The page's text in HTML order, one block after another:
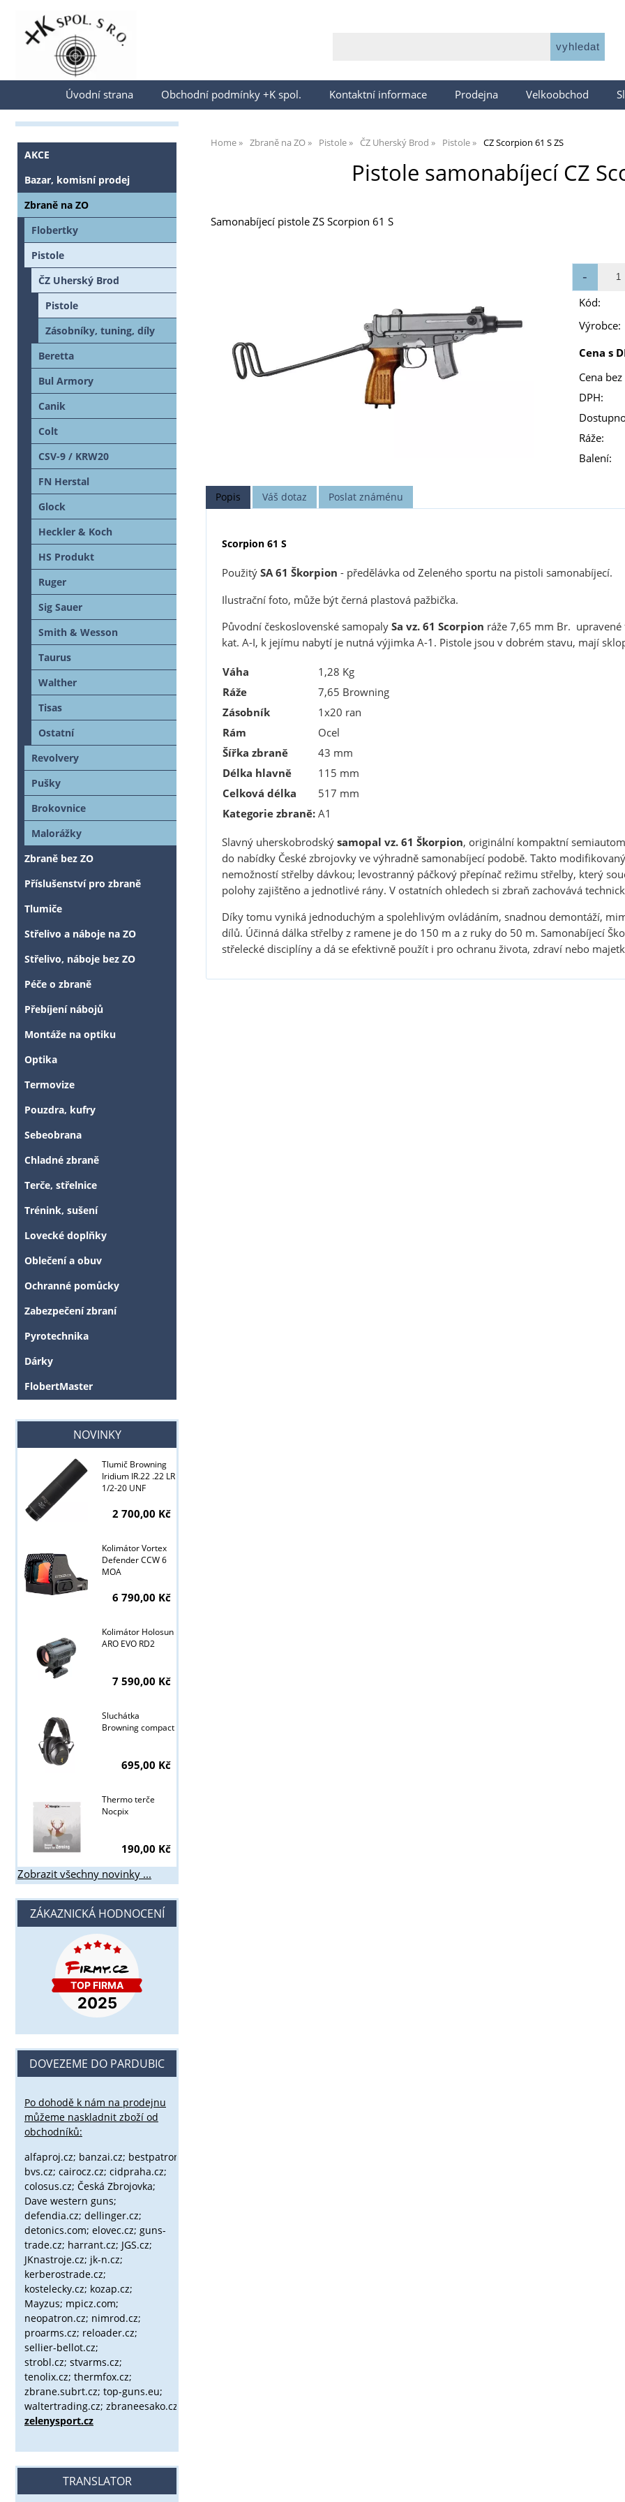
Přihlásit se
Úvodní strana Obchodní podmínky +K spol. Kontaktní informace Prodejna Velkoobchod
Home Zbraně na ZO Pistole ČZ Uherský Brod Pistole CZ Scorpion 61 S ZS
Pistole samonabíjecí CZ
Samonabíjecí pistole ZS Scorpion 61 S
Kód:
Výrobce:
Cena s
Cena
DPH:
Ráže:
Balení:
Popis Váš dotaz Poslat známénu
Scorpion 61 S
PoužitýSA 61 Škorpion - předělávka od Zeleného sportu na pistoli samonabíjecí.
Ilustrační foto, může být černá plastová pažbička.
Původní československé samopalySa vz. 61 Scorpion ráže 7,65 mm Br.
kat. A-I, k jejímu nabytí je nutná výjimka A-1. Pistole jsou v dobrém stavu, mají
Váha
1,28 Kg
Ráže
7,65 Browning
Zásobník
1x20 ran
Rám
Ocel
Šířka zbraně
43 mm
Délka hlavně
115 mm
Celková délka
517 mm
Kategorie zbraně: A1
Slavný uherskobrodskýsamopal vz. 61 Škorpion, originální kompaktní
do nabídky České zbrojovky ve výhradně samonabíjecí podobě. Takto
nemožností střelby dávkou; levostranný páčkový přepínač režimu střelby, který
polohy zajištěno a jednotlivé rány. V ostatních ohledech si zbraň zachovává
Díky tomu vyniká jednoduchým a spolehlivým ovládáním, snadnou demontáží,
dílů. Účinná dálka střelby z ramene je do 150 m a z ruky do 50 m. Samonabíjecí
střelecké disciplíny a dá se efektivně použít i pro ochranu života, zdraví nebo
AKCE
Bazar, komisní prodej
Zbraně na ZO
Flobertky
Pistole
ČZ Uherský Brod
Pistole
Zásobníky, tuning, díly
Beretta
Bul Armory
Canik
Colt
CSV-9 / KRW20
FN Herstal
Glock
Heckler & Koch
HS Produkt
Ruger
Sig Sauer
Smith & Wesson
Taurus
Walther
Tisas
Ostatní
Revolvery
Pušky
Brokovnice
Malorážky
Zbraně bez ZO
Příslušenství pro zbraně
Tlumiče
Střelivo a náboje na ZO
Střelivo, náboje bez ZO
Péče o zbraně
Přebíjení nábojů
Montáže na optiku
Optika
Termovize
Pouzdra, kufry
Sebeobrana
Chladné zbraně
Terče, střelnice
Trénink, sušení
Lovecké doplňky
Oblečení a obuv
Ochranné pomůcky
Zabezpečení zbraní
Pyrotechnika
Dárky
FlobertMaster
NOVINKY
Tlumič Browning
Iridium IR.22 .22 LR
1/2-20 UNF
2 700,00 Kč
Kolimátor Vortex
Defender CCW 6
MOA
6 790,00 Kč
Kolimátor Holosun
ARO EVO RD2
7 590,00 Kč
Sluchátka
Browning compact
695,00 Kč
Thermo terče
Nocpix
190,00 Kč
Zobrazit všechny novinky ...
ZÁKAZNICKÁ HODNOCENÍ
DOVEZEME DO PARDUBIC
Po dohodě k nám na prodejnu
můžeme naskladnit zboží od
obchodníků:
alfaproj.cz; banzai.cz; bestpatron.eu;
bvs.cz; cairocz.cz; cidpraha.cz;
colosus.cz; Česká Zbrojovka;
Dave western guns;
defendia.cz; dellinger.cz;
detonics.com; elovec.cz; guns-
trade.cz; harrant.cz; JGS.cz;
JKnastroje.cz; jk-n.cz;
kerberostrade.cz;
kostelecky.cz; kozap.cz;
Mayzus; mpicz.com;
neopatron.cz; nimrod.cz;
proarms.cz; reloader.cz;
sellier-bellot.cz;
strobl.cz; stvarms.cz;
tenolix.cz; thermfox.cz;
zbrane.subrt.cz; top-guns.eu;
waltertrading.cz; zbraneesako.cz;
zelenysport.cz
TRANSLATOR